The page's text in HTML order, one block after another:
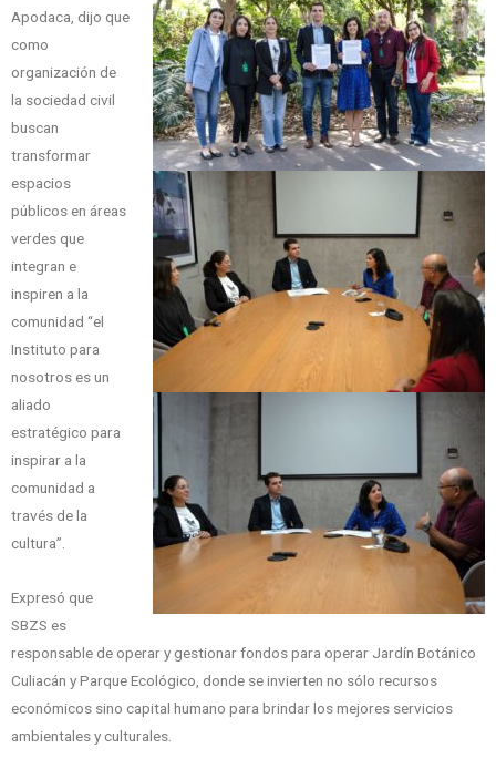
Apodaca, dijo que
como
organización de
la sociedad civil
buscan
transformar
espacios
públicos en áreas
verdes que
integran e
inspiren a la
comunidad “el
Instituto para
nosotros es un
aliado
estratégico para
inspirar a la
comunidad a
través de la
cultura”.
Expresó que
SBZS es
responsable de operar y gestionar fondos para operar Jardín Botánico
Culiacán y Parque Ecológico, donde se invierten no sólo recursos
económicos sino capital humano para brindar los mejores servicios
ambientales y culturales.